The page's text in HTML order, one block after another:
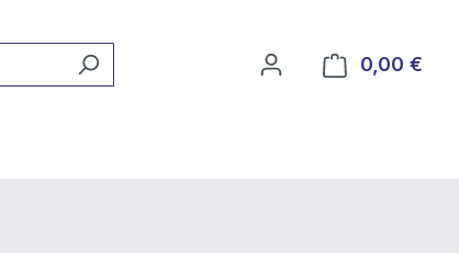
0,00 €